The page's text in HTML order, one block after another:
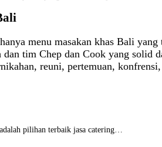
menu masakan khas Bali
tim Chep dan Cook yang
reuni, pertemuan,
pilihan terbaik jasa catering…